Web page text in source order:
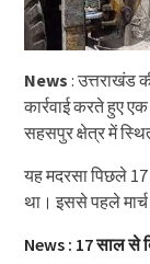
News : उत्तराखंड
कार्रवाई करते हुए
सहसपुर क्षेत्र में
यह मदरसा पिछले 17
था। इससे पहले
News : 17 साल से